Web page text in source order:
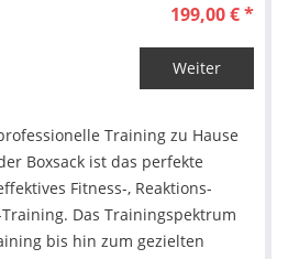
199,00 € *
Weiter
Training zu Hause
Boxsack ist das perfekte
Fitness-, Reaktions-
Das Trainingspektrum
bis hin zum gezielten